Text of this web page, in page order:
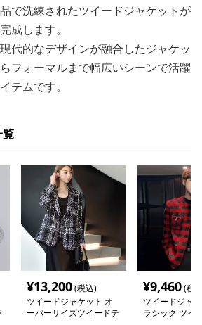
で洗練されたツイードジャケットが
成します。
代的なデザインが融合したジャケッ
フォーマルまで幅広いシーンで活躍
テムです。
覧
¥13,200(税込)
ツイードジャケット オ
ーバーサイズツイードテ
¥9,460(税
ツイードジャ
ラシック ツイ